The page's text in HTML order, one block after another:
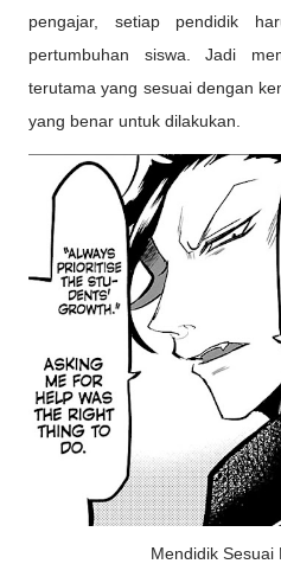
pengajar, setiap pendidik
pertumbuhan siswa. Jadi
terutama yang sesuai dengan
yang benar untuk dilakukan.
Mendidik Sesuai